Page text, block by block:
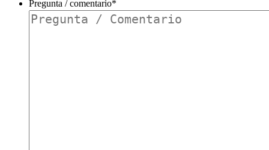
cliente
existente?
*
Pregunta / comentario*